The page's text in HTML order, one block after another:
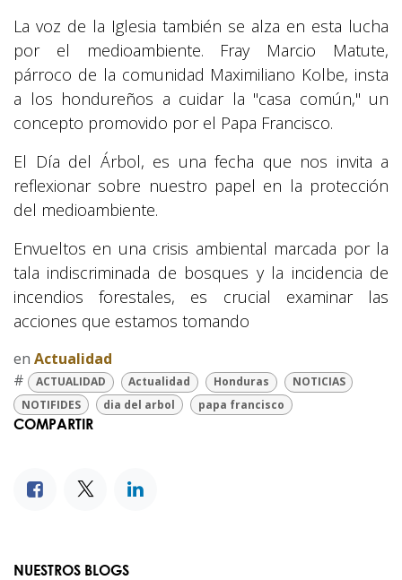
La voz de la Iglesia también se alza en esta lucha
por el medioambiente. Fray Marcio Matute,
párroco de la comunidad Maximiliano Kolbe, insta
a los hondureños a cuidar la "casa común," un
concepto promovido por el Papa Francisco.
El Día del Árbol, es una fecha que nos invita a
reflexionar sobre nuestro papel en la protección
del medioambiente.
Envueltos en una crisis ambiental marcada por la
tala indiscriminada de bosques y la incidencia de
incendios forestales, es crucial examinar las
acciones que estamos tomando
en Actualidad
#
ACTUALIDAD Actualidad Honduras
NOTICIAS
NOTIFIDES
dia del arbol papa francisco
COMPARTIR
NUESTROS BLOGS